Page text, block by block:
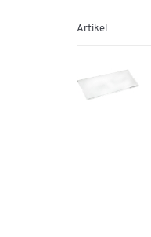
Artikel